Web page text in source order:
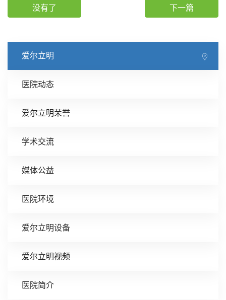
爱尔立明
医院动态
爱尔立明荣誉
学术交流
媒体公益
医院环境
爱尔立明设备
爱尔立明视频
医院简介
没有了 下一篇